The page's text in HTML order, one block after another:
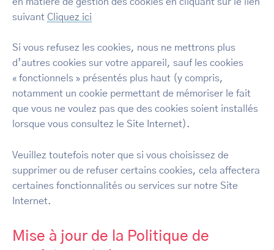
suivant Cliquez ici
Si vous refusez les cookies, nous ne mettrons plus
d’autres cookies sur votre appareil, sauf les cookies
« fonctionnels » présentés plus haut (y compris,
notamment un cookie permettant de mémoriser le fait
que vous ne voulez pas que des cookies soient installés
lorsque vous consultez le Site Internet).
Veuillez toutefois noter que si vous choisissez de
supprimer ou de refuser certains cookies, cela affectera
certaines fonctionnalités ou services sur notre Site
Internet.
Mise à jour de la Politique de